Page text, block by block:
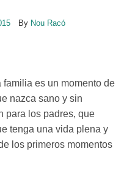
By Nou Racó
es un momento de
nazca sano y sin
para los padres, que
tenga una vida plena y
los primeros momentos